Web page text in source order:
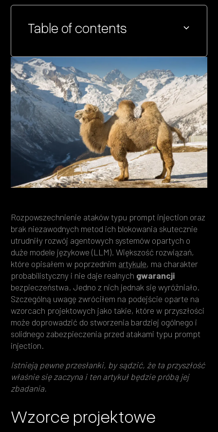
Rozpowszechnienie ataków typu prompt injection oraz
brak niezawodnych metod ich blokowania skutecznie
utrudniły rozwój agentowych systemów opartych o
duże modele językowe (LLM). Większość rozwiązań,
które opisałem w poprzednim artykule, ma charakter
probabilistyczny i nie daje realnych gwarancji
bezpieczeństwa. Jedno z nich jednak się wyróżniało.
Szczególną uwagę zwróciłem na podejście oparte na
wzorcach projektowych jako takie, które w przyszłości
może doprowadzić do stworzenia bardziej ogólnego i
solidnego zabezpieczenia przed atakami typu prompt
injection.
Istnieją pewne przesłanki, by sądzić, że ta przyszłość
właśnie się zaczyna i ten artykuł będzie próbą jej
zbadania.
Wzorce projektowe
Table of contents
Heading 2
Heading 3
Heading 4
Heading 5
Heading 6